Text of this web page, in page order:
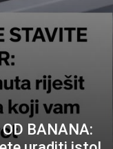
OD BANANA: